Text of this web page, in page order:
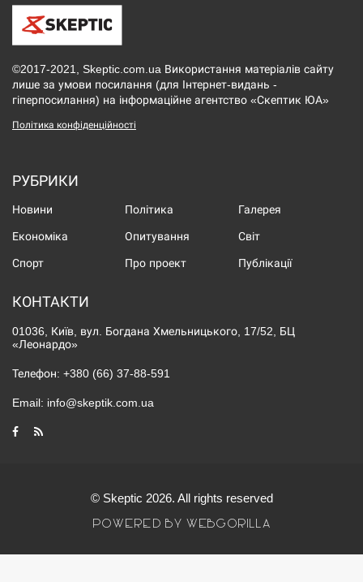
©2017-2021, Skeptic.com.ua Використання матеріалів сайту
лише за умови посилання (для Інтернет-видань -
гіперпосилання) на інформаційне агентство «Скептик ЮА»
Політика конфіденційності
РУБРИКИ
Новини Політика Галерея
Економіка Опитування Світ
Спорт Про проект Публікації
КОНТАКТИ
01036, Київ, вул. Богдана Хмельницького, 17/52, БЦ
«Леонардо»
Телефон: +380 (66) 37-88-591
Email: info@skeptik.com.ua
© Skeptic 2026. All rights reserved
POWERED BY WEBGORILLA